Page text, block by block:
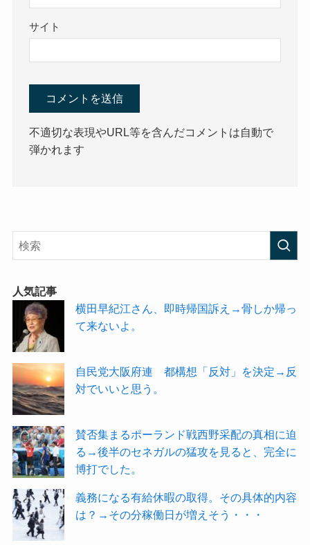
サイト
不適切な表現やURL等を含んだコメントは自動で
弾かれます
人気記事
横田早紀江さん、即時帰国訴え→骨しか帰っ
て来ないよ。
自民党大阪府連 都構想「反対」を決定→反
対でいいと思う。
賛否集まるポーランド戦西野采配の真相に迫
る→後半のセネガルの猛攻を見ると、完全に
博打でした。
義務になる有給休暇の取得。その具体的内容
は？→その分稼働日が増えそう・・・